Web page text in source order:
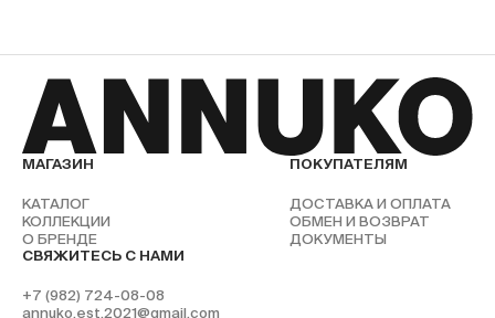
МАГАЗИН
КАТАЛОГ
КОЛЛЕКЦИИ
О БРЕНДЕ
ПОКУПАТЕЛЯМ
ДОСТАВКА И ОПЛАТА
ОБМЕН И ВОЗВРАТ
ДОКУМЕНТЫ
СВЯЖИТЕСЬ С НАМИ
+7 (982) 724-08-08
annuko.est.2021@gmail.com